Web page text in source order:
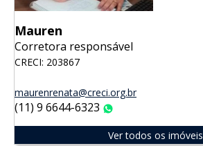
Mauren
Corretora responsável
CRECI: 203867
maurenrenata@creci.org.br
(11) 9 6644-6323
Ver todos os imóveis